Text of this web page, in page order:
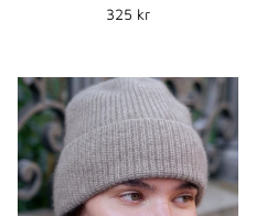
Normalpris
325 kr